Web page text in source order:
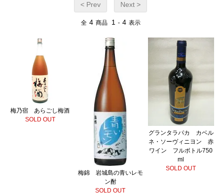
< Prev Next >
全 4 商品 1 - 4 表示
梅乃宿 あらごし梅酒
SOLD OUT
梅錦 岩城島の青いレモ
ン酎
SOLD OUT
グランタラパカ カベル
ネ・ソーヴィニヨン 赤
ワイン フルボトル750
ml
SOLD OUT